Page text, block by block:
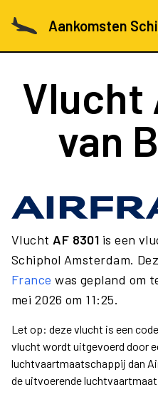
Aankomsten
Vlucht
van
Vlucht AF 8301 is een
Schiphol Amsterdam.
France was gepland om
mei 2026 om 11:25.
Let op: deze vlucht is een
vlucht wordt uitgevoerd door
luchtvaartmaatschappij dan
de uitvoerende